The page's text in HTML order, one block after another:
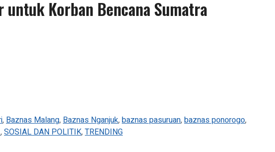
untuk Korban Bencana Sumatra
, Baznas Malang, Baznas Nganjuk,baznas pasuruan,baznas ponorogo,
,SOSIAL DAN POLITIK,TRENDING